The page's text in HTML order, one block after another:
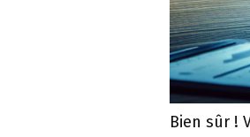
Bien sûr !